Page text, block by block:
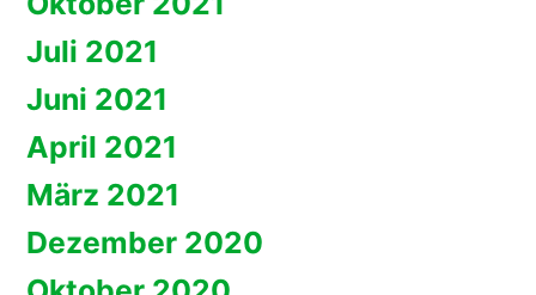
Juli 2021
Juni 2021
April 2021
März 2021
Dezember 2020